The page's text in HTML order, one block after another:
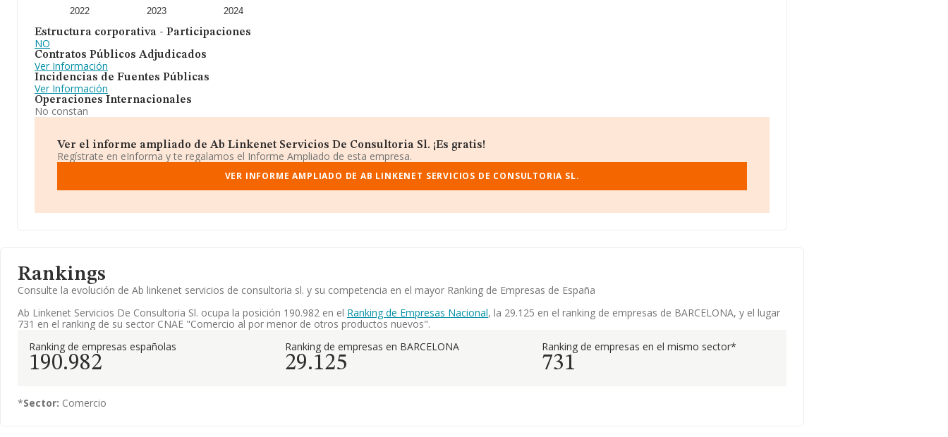
2022 2023 2024
Estructura corporativa - Participaciones
NO
Contratos Públicos Adjudicados
Ver Información
Incidencias de Fuentes Públicas
Ver Información
Operaciones Internacionales
No constan
Ver el informe ampliado de Ab Linkenet Servicios De Consultoria Sl. ¡Es gratis!
Regístrate en eInforma y te regalamos el Informe Ampliado de esta empresa.
VER INFORME AMPLIADO DE AB LINKENET SERVICIOS DE CONSULTORIA SL.
Rankings
Consulte la evolución de Ab linkenet servicios de consultoria sl. y su competencia en el mayor Ranking de Empresas de España
Ab Linkenet Servicios De Consultoria Sl. ocupa la posición 190.982 en el Ranking de Empresas Nacional, la 29.125 en el ranking de empresas de BARCELONA, y el lugar
731 en el ranking de su sector CNAE "Comercio al por menor de otros productos nuevos".
Ranking de empresas españolas
190.982
Ranking de empresas en BARCELONA
29.125
Ranking de empresas en el mismo sector*
731
*Sector: Comercio